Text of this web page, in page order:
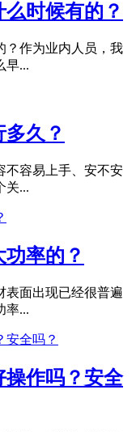
时候有的？
？作为业内人员，我
早...
久？
不容易上手、安不安
关...
率的？
表面出现已经很普遍
率...
操作吗？安全